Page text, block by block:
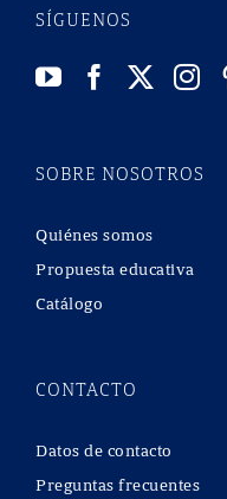
SÍGUENOS
SOBRE NOSOTROS
Quiénes somos
Propuesta educativa
Catálogo
CONTACTO
Datos de contacto
Preguntas frecuentes